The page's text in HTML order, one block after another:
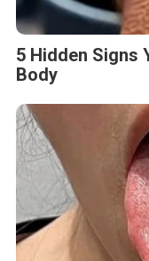
5 Hidden Signs
Body